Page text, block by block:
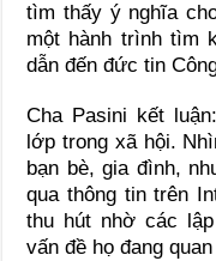
tìm thấy ý nghĩa
một hành trình tìm
dẫn đến đức tin
Cha Pasini kết
lớp trong xã hội.
bạn bè, gia đình,
qua thông tin trên
thu hút nhờ các
vấn đề họ đang